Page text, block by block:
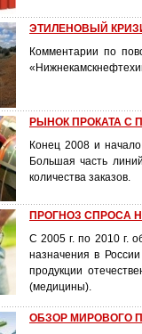
ЭТИЛЕНОВЫЙ
Комментарии по
РЫНОК ПРОКАТА С
Конец 2008 и
Большая часть
количества заказов.
ПРОГНОЗ СПРОСА
С 2005 г. по 2010 г.
назначения в
продукции
(медицины).
ОБЗОР МИРОВОГО